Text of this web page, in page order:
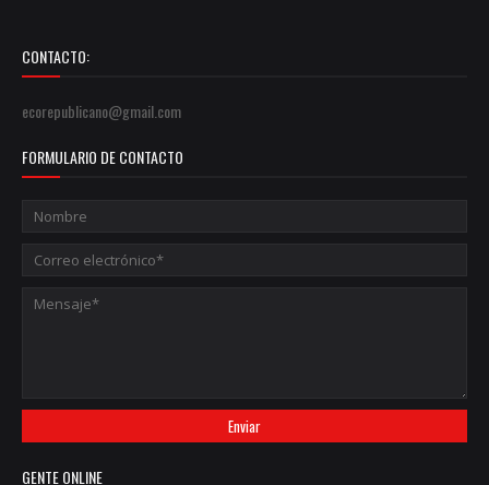
CONTACTO:
ecorepublicano@gmail.com
FORMULARIO DE CONTACTO
GENTE ONLINE